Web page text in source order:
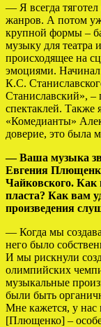
— Я всегда
жанров. А потом
крупной формы –
музыку для театра
происходящее на
эмоциями. Начинал
К.С.
Станиславский», –
спектаклей. Также
«Комедианты»
доверие, это была
— Ваша музыка
Евгения
Чайковского. Как
пласта? Как вам
произведения
— Когда мы
него было
И мы рискнули
олимпийских
музыкальные
были быть
Мне кажется, у
[Плющенко] –